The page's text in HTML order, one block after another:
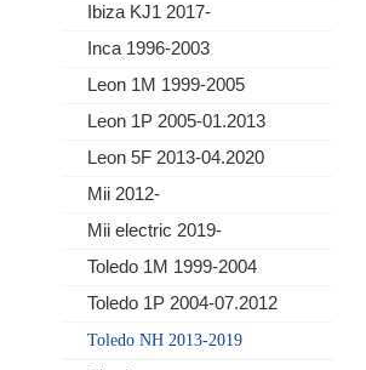
Ibiza KJ1 2017-
Inca 1996-2003
Leon 1M 1999-2005
Leon 1P 2005-01.2013
Leon 5F 2013-04.2020
Mii 2012-
Mii electric 2019-
Toledo 1M 1999-2004
Toledo 1P 2004-07.2012
Toledo NH 2013-2019